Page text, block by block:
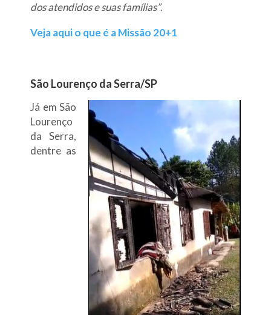
dos atendidos e suas famílias”.
Veja aqui o que é a Missão 20+1
São Lourenço da Serra/SP
Já em São
Lourenço
da Serra,
dentre as